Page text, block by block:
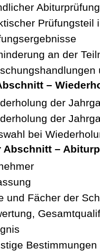
Prüfungsteil
an der
–
der
der
bei
Abschnitt –
und Fächer der
Bestimmungen